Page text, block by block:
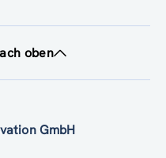
oben
GmbH